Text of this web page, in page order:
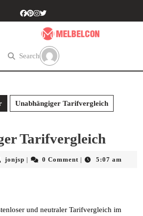
Search
Unabhängiger Tarifvergleich
Tarifvergleich
jonjsp jonjsp0 Comment 5:07 am
und neutraler Tarifvergleich im